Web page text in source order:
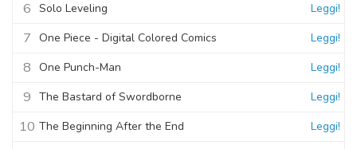
6 Solo Leveling Leggi!
7 One Piece - Digital Colored Comics Leggi!
8 One Punch-Man Leggi!
9 The Bastard of Swordborne Leggi!
10 The Beginning After the End Leggi!